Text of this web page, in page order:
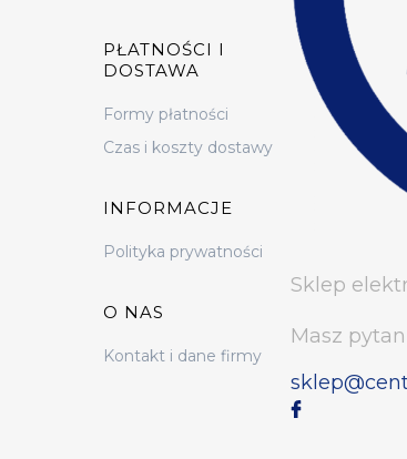
PŁATNOŚCI I
DOSTAWA
Formy płatności
Czas i koszty dostawy
INFORMACJE
Polityka prywatności
O NAS
Kontakt i dane firmy
Sklep
Masz